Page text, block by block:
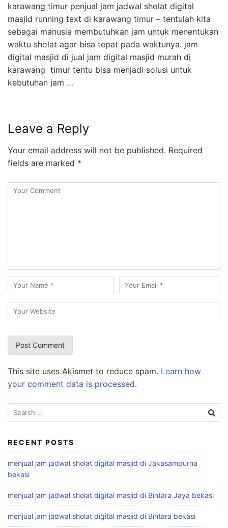
karawang timur penjual jam jadwal sholat digital
masjid running text di karawang timur – tentulah kita
sebagai manusia membutuhkan jam untuk menentukan
waktu sholat agar bisa tepat pada waktunya. jam
digital masjid di jual jam digital masjid murah di
karawang timur tentu bisa menjadi solusi untuk
kebutuhan jam …
Leave a Reply
Your email address will not be published. Required
fields are marked *
This site uses Akismet to reduce spam. Learn how
your comment data is processed.
Search
for:
RECENT POSTS
menjual jam jadwal sholat digital masjid di Jakasampurna
bekasi
menjual jam jadwal sholat digital masjid di Bintara Jaya bekasi
menjual jam jadwal sholat digital masjid di Bintara bekasi